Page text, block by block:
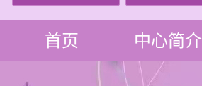
首页 中心简介